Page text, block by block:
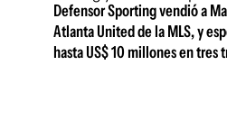
Defensor Sporting vendió a
Atlanta United de la MLS, y
hasta US$ 10 millones en tres